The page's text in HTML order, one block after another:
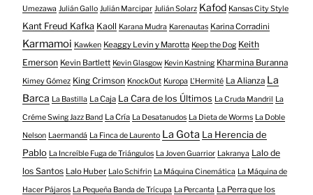
Umezawa Julián Gallo Julián Marcipar Julián Solarz Kafod Kansas City Style
Kant Freud Kafka Kaoll Karana Mudra Karenautas Karina Corradini
Karmamoi Kawken Keaggy Levin y Marotta Keep the Dog Keith
Emerson Kevin Bartlett Kevin Glasgow Kevin Kastning Kharmina Buranna
Kimey Gómez King Crimson KnockOut Kuropa L'Hermité La Alianza La
Barca La Bastilla La Caja La Cara de los Últimos La Cruda Mandril La
Créme Swing Jazz Band La Cría La Desatanudos La Dieta de Worms La Doble
Nelson Laermandá La Finca de Laurento La Gota La Herencia de
Pablo La Increíble Fuga de Triángulos La Joven Guarrior Lakranya Lalo de
los Santos Lalo Huber Lalo Schifrin La Máquina Cinemática La Máquina de
Hacer Pájaros La Pequeña Banda de Trícupa La Percanta La Perra que los